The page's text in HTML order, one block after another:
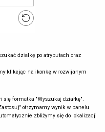
działkę po atrybutach oraz
klikając na ikonkę w rozwijanym
formatka "Wyszukaj działkę".
otrzymamy wynik w panelu
zbliżymy się do lokalizacji